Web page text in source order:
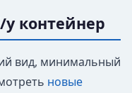
контейнер
вид, минимальный
новые